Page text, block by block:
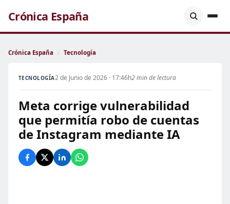
Crónica España
Crónica España › Tecnología
TECNOLOGÍA2 de Junio de 2026 · 17:46h2 min de lectura
Meta corrige vulnerabilidad
que permitía robo de cuentas
de Instagram mediante IA